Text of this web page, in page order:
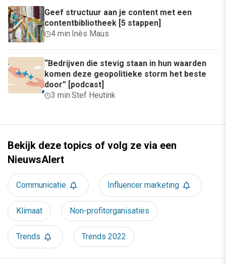
Geef structuur aan je content met een
contentbibliotheek [5 stappen]
4 min· Inès Maus
“Bedrijven die stevig staan in hun waarden
komen deze geopolitieke storm het beste
door” [podcast]
3 min·Stef Heutink
Bekijk deze topics of volg ze via een
NieuwsAlert
Communicatie Influencer marketing
Klimaat Non-profitorganisaties
Trends Trends 2022